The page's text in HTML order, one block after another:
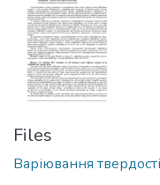
Files
Варіювання